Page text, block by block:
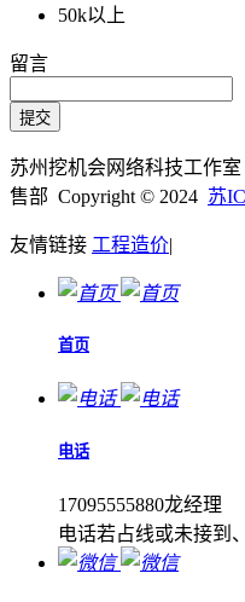
50k以上
留言
苏州挖机会网络科技工作
售部 Copyright © 2024 苏
友情链接 工程造价|
首页
电话
17095555880龙经理
电话若占线或未接到